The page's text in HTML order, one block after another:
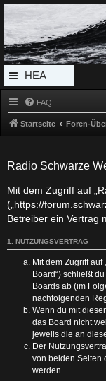
Radio Schwarze Welle
Das Radio mit den Besten
HEA
DERL
MEN
U
FAQ
Startseite Foren-
Radio Schwarze
Mit dem Zugriff auf
(„https://
Betreiber ein Vertrag
1. NUTZUNGSVERTRAG
Mit dem Zugriff auf
Board“) schließt
Boards ab (im
nachfolgenden
Wenn du mit
das Board nicht
jeweils die an
Der
von beiden Seiten
werden.